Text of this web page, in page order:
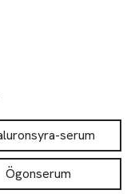
serum
Ögonserum